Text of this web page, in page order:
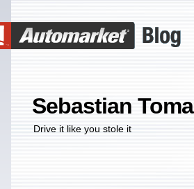
Sebastian Toma
Drive it like you stole it